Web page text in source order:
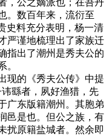
。数百年来，流衍至
史料充分表明，杨一清
严谨地梳理出了家族迁
指出了潮州是秀夫公的
。
现的《秀夫公传》中提
繇者，夙好渔猎，先
广东版籍潮州。其胞弟
邑是也。但公之族，有
扰原籍盐城者。然余即